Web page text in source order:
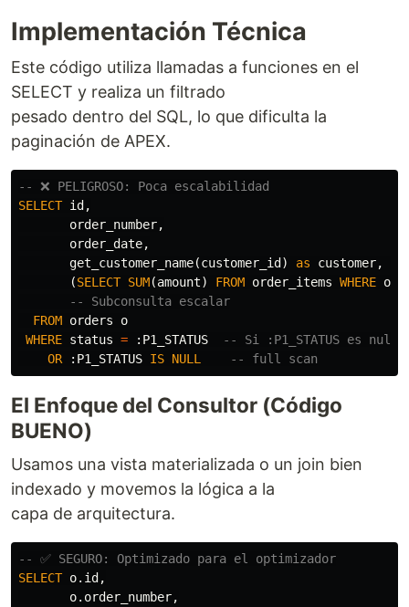
Implementación Técnica
Este código utiliza llamadas a funciones en el
SELECT y realiza un filtrado
pesado dentro del SQL, lo que dificulta la
paginación de APEX.
-- ❌ PELIGROSO: Poca escalabilidad
SELECT id,
order_number,
order_date,
get_customer_name(customer_id) as customer,
(SELECT SUM(amount) FROM order_items WHERE
-- Subconsulta escalar
FROM orders
o
WHERE status = : P1_STATUS
-- Si :P1_STATUS es
OR
: P1_STATUS IS NULL -- full scan
El Enfoque del Consultor (Código
BUENO)
Usamos una vista materializada o un join bien
indexado y movemos la lógica a la
capa de arquitectura.
-- ✅ SEGURO: Optimizado para el optimizador
SELECT o. id,
o. order_number,